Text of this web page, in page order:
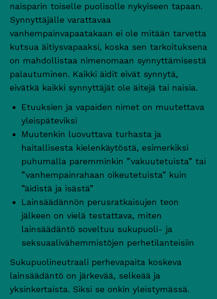
naisparin toiselle puolisolle nykyiseen tapaan.
Synnyttäjälle varattavaa
vanhempainvapaatakaan ei ole mitään tarvetta
kutsua äitiysvapaaksi, koska sen tarkoituksena
on mahdollistaa nimenomaan synnyttämisestä
palautuminen. Kaikki äidit eivät synnytä,
eivätkä kaikki synnyttäjät ole äitejä tai naisia.
Etuuksien ja vapaiden nimet on muutettava
yleispäteviksi
Muutenkin luovuttava turhasta ja
haitallisesta kielenkäytöstä, esimerkiksi
puhumalla paremminkin ”vakuutetuista” tai
”vanhempainrahaan oikeutetuista” kuin
”äidistä ja isästä”
Lainsäädännön perusratkaisujen teon
jälkeen on vielä testattava, miten
lainsäädäntö soveltuu sukupuoli- ja
seksuaalivähemmistöjen perhetilanteisiin
Sukupuolineutraali perhevapaita koskeva
lainsäädäntö on järkevää, selkeää ja
yksinkertaista. Siksi se onkin yleistymässä.